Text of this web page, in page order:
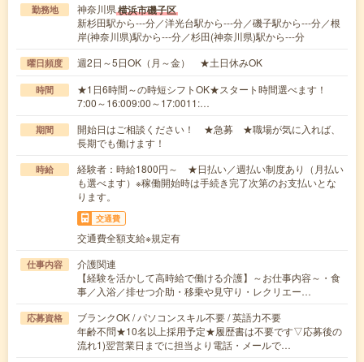
勤務地 神奈川県横浜市磯子区
新杉田駅から---分／洋光台駅から---分／磯子駅から---分／根
岸(神奈川県)駅から---分／杉田(神奈川県)駅から---分
曜日頻度 週2日～5日OK（月～金） ★土日休みOK
時間
★1日6時間～の時短シフトOK★スタート時間選べます！
7:00～16:009:00～17:0011:…
期間
開始日はご相談ください！ ★急募 ★職場が気に入れば、
長期でも働けます！
時給
経験者：時給1800円～ ★日払い／週払い制度あり（月払い
も選べます）※稼働開始時は手続き完了次第のお支払いとな
ります。
交通費
交通費全額支給※規定有
仕事内容
介護関連
【経験を活かして高時給で働ける介護】～お仕事内容～・食
事／入浴／排せつ介助・移乗や見守り・レクリエー…
応募資格
ブランクOK / パソコンスキル不要 / 英語力不要
年齢不問★10名以上採用予定★履歴書は不要です▽応募後の
流れ1)翌営業日までに担当より電話・メールで…